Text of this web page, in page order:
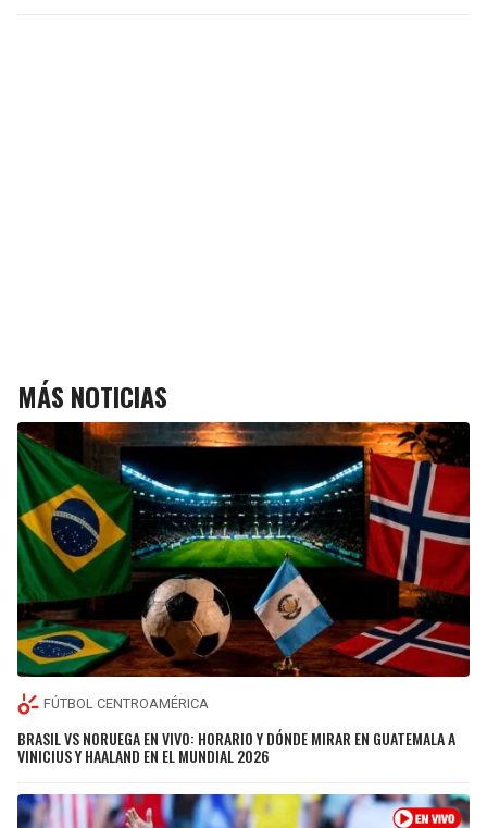
MÁS NOTICIAS
FÚTBOL CENTROAMÉRICA
BRASIL VS NORUEGA EN VIVO: HORARIO Y DÓNDE MIRAR EN GUATEMALA A
VINICIUS Y HAALAND EN EL MUNDIAL 2026